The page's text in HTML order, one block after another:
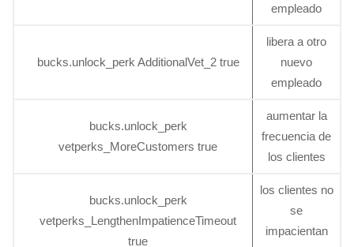
empleado
bucks.unlock_perk AdditionalVet_2 true
libera a otro
nuevo
empleado
bucks.unlock_perk
vetperks_MoreCustomers true
aumentar la
frecuencia de
los clientes
bucks.unlock_perk
vetperks_LengthenImpatienceTimeout
true
los clientes no
se
impacientan